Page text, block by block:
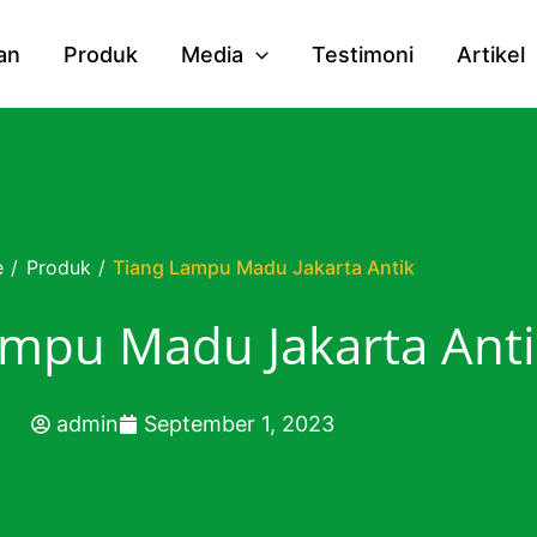
Produk Media Testimoni Artikel
/ Produk / Tiang Lampu Madu Jakarta Antik
Madu Jakarta
admin September 1, 2023